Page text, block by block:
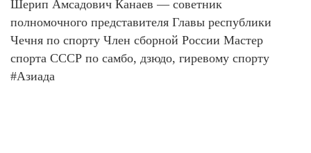
Шерип Амсадович Канаев — советник
полномочного представителя Главы республики
Чечня по спорту Член сборной России Мастер
спорта СССР по самбо, дзюдо, гиревому спорту
#Азиада